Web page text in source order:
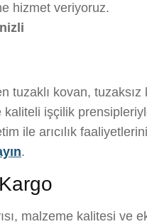
hizmet veriyoruz.
tuzaklı kovan, tuzaksız
kaliteli işçilik
ile arıcılık
.
malzeme kalitesi ve